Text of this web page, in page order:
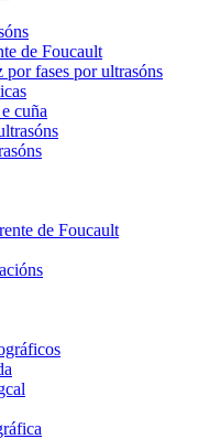
de Foucault
fases por ultrasóns
cuña
de Foucault